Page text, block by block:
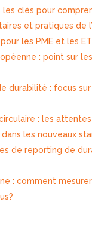
les clés pour
et pratiques de
les PME et les ETI
: point sur
: focus sur
: les
les nouveaux
de reporting de
: comment